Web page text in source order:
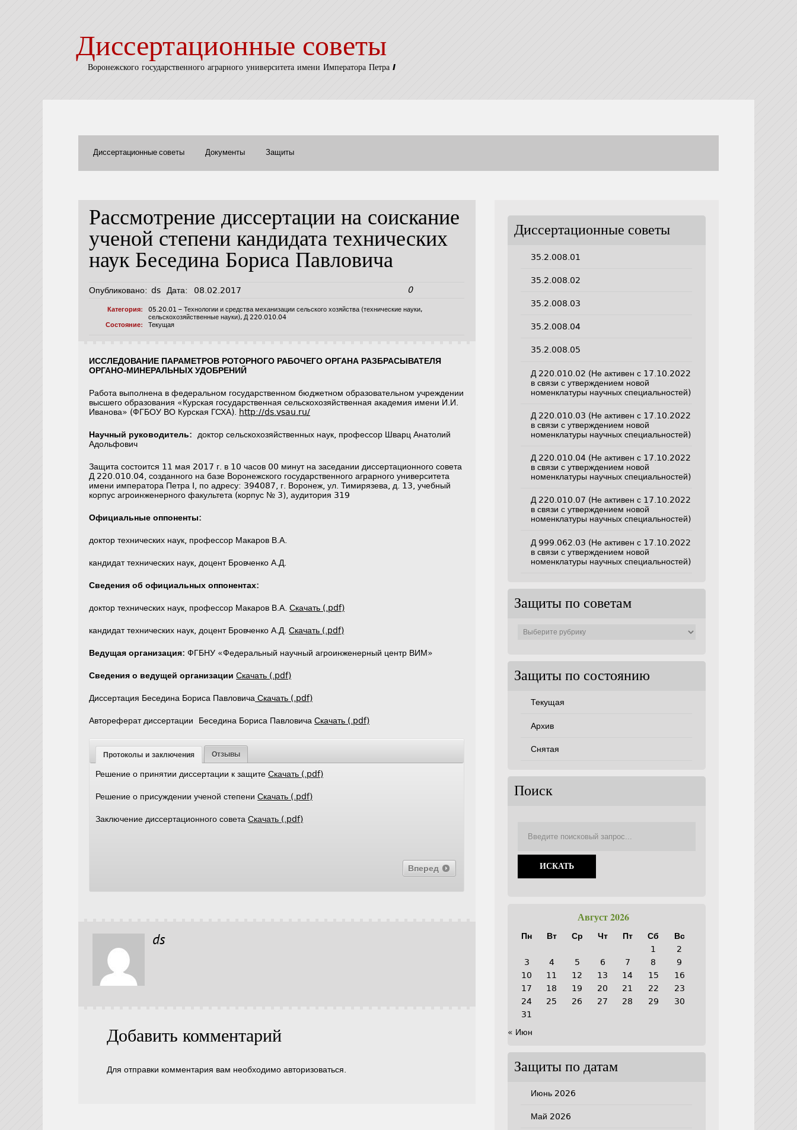
Диссертационные советы
Воронежского государственного аграрного университета имени Императора Петра I
Диссертационные советы Документы Защиты
Рассмотрение диссертации на соискание
ученой степени кандидата технических
наук Беседина Бориса Павловича
Опубликовано: ds Дата: 08.02.2017 0
Категория:
05.20.01 – Технологии и средства механизации сельского хозяйства (технические науки,
сельскохозяйственные науки),Д 220.010.04
Состояние:
Текущая
ИССЛЕДОВАНИЕ ПАРАМЕТРОВ РОТОРНОГО РАБОЧЕГО ОРГАНА РАЗБРАСЫВАТЕЛЯ
ОРГАНО-МИНЕРАЛЬНЫХ УДОБРЕНИЙ
Работа выполнена в федеральном государственном бюджетном образовательном учреждении
высшего образования «Курская государственная сельскохозяйственная академия имени И.И.
Иванова» (ФГБОУ ВО Курская ГСХА).
http://ds.vsau.ru/
Научный руководитель: доктор сельскохозяйственных наук, профессор Шварц Анатолий
Адольфович
Защита состоится 11 мая 2017 г. в 10 часов 00 минут на заседании диссертационного совета
Д 220.010.04, созданного на базе Воронежского государственного аграрного университета
имени императора Петра I, по адресу: 394087, г. Воронеж, ул. Тимирязева, д. 13, учебный
корпус агроинженерного факультета (корпус № 3), аудитория 319
Официальные оппоненты:
доктор технических наук, профессор Макаров В.А.
кандидат технических наук, доцент Бровченко А.Д.
Сведения об официальных оппонентах:
доктор технических наук, профессор Макаров В.А.Скачать (.pdf)
кандидат технических наук, доцент Бровченко А.Д.Скачать (.pdf)
Ведущая организация: ФГБНУ «Федеральный научный агроинженерный центр ВИМ»
Сведения о ведущей организацииСкачать (.pdf)
Диссертация Беседина Бориса Павловича Скачать (.pdf)
Автореферат диссертации Беседина Бориса ПавловичаСкачать (.pdf)
Протоколы и заключения Отзывы
Решение о принятии диссертации к защитеСкачать (.pdf)
Решение о присуждении ученой степениСкачать (.pdf)
Заключение диссертационного советаСкачать (.pdf)
Вперед
ds
Добавить комментарий
Для отправки комментария вам необходимоавторизоваться
Диссертационные советы
35.2.008.01
35.2.008.02
35.2.008.03
35.2.008.04
35.2.008.05
Д 220.010.02 (Не активен с 17.10.2022
в связи с утверждением новой
номенклатуры научных специальностей)
Д 220.010.03 (Не активен с 17.10.2022
в связи с утверждением новой
номенклатуры научных специальностей)
Д 220.010.04 (Не активен с 17.10.2022
в связи с утверждением новой
номенклатуры научных специальностей)
Д 220.010.07 (Не активен с 17.10.2022
в связи с утверждением новой
номенклатуры научных специальностей)
Д 999.062.03 (Не активен с 17.10.2022
в связи с утверждением новой
номенклатуры научных специальностей)
Защиты по советам
Защиты по состоянию
Текущая
Архив
Снятая
Поиск
Август 2026
Пн Вт Ср Чт Пт Сб
Вс
1
2
3
4 5 6 7 8
9
10
11 12 13 14 15
16
17
18 19 20 21 22
23
24
25 26 27 28 29
30
31
« Июн
Защиты по датам
Июнь 2026
Май 2026